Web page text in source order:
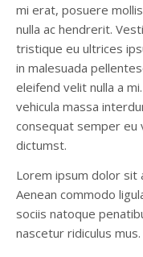
mi erat, posuere
nulla ac hendrerit.
tristique eu ultrices
in malesuada
eleifend velit nulla a
vehicula massa
consequat semper eu
dictumst.
Lorem ipsum dolor sit
Aenean commodo
sociis natoque
nascetur ridiculus mus.